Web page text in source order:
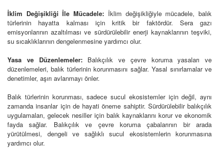
İklim Değişikliği İle Mücadele: İklim değişikliğiyle mücadele, balık
türlerinin hayatta kalması için kritik bir faktördür. Sera gazı
emisyonlarının azaltılması ve sürdürülebilir enerji kaynaklarının teşviki,
su sıcaklıklarının dengelenmesine yardımcı olur.
Yasa ve Düzenlemeler:Balıkçılık ve çevre koruma yasaları ve
düzenlemeleri, balık türlerinin korunmasını sağlar. Yasal sınırlamalar ve
denetimler, aşırı avlanmayı önler.
Balık türlerinin korunması, sadece sucul ekosistemler için değil, aynı
zamanda insanlar için de hayati öneme sahiptir. Sürdürülebilir balıkçılık
uygulamaları, gelecek nesiller için balık kaynaklarını korur ve ekonomik
fayda sağlar. Balıkçılık ve çevre koruma çabalarının bir arada
yürütülmesi, dengeli ve sağlıklı sucul ekosistemlerin korunmasına
yardımcı olur.